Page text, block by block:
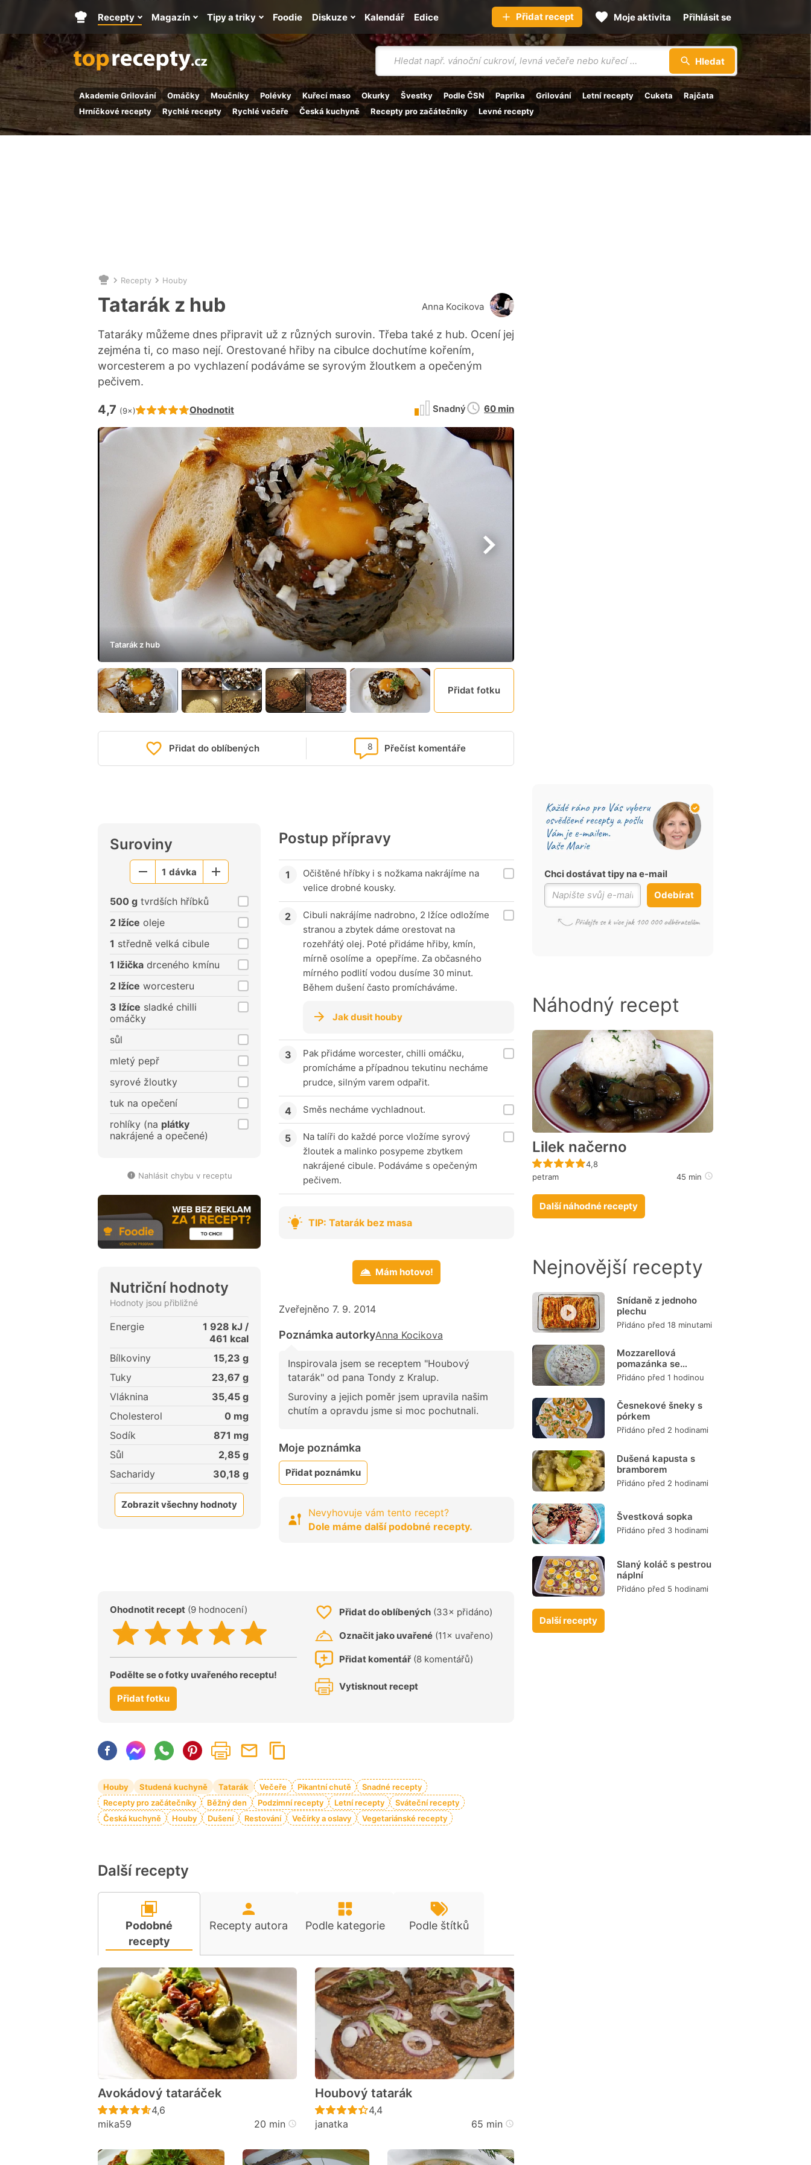
Vyhledávání
Hledat
Akademie Grilování Omáčky Moučníky Polévky Kuřecí maso Okurky Švestky Podle ČSN Paprika Grilování Letní recepty Cuketa
Rajčata
Hrníčkové recepty
Rychlé recepty Rychlé večeře Česká kuchyně Recepty pro začátečníky Levné recepty
Hlavní
stránka
Recepty Magazín Tipy a triky Kalendář
Foodie Diskuze Edice Přidat recept Moje aktivita Přihlásit se
Nacházíte
se
zde:
Recepty Houby
Tatarák z hub
Tataráky můžeme dnes připravit už z různých surovin. Třeba také z hub. Ocení jej
zejména ti, co maso nejí. Orestované hřiby na cibulce dochutíme kořením,
worcesterem a po vychlazení podáváme se syrovým žloutkem a opečeným
pečivem.
Hodnocení receptu je
4,7 (9×) Ohodnotit
Anna Kocikova
Snadný
Doba
60 min
Tatarák z hub
Přidat fotku
Přidat do oblíbených Přečíst komentáře
8
Suroviny
Menší
1 dávka
Větší
500 g tvrdších hříbků
2 lžíce oleje
1 středně velká cibule
1 lžička drceného kmínu
2 lžíce worcesteru
3 lžíce sladké chilli
omáčky
sůl
mletý pepř
syrové žloutky
tuk na opečení
rohlíky (na plátky
nakrájené a opečené)
Nahlásit chybu v receptu
Nutriční hodnoty
Hodnoty jsou přibližné
Energie 1 928 kJ /
461 kcal
Bílkoviny
15,23 g
Tuky
23,67 g
Vláknina
35,45 g
Cholesterol
0 mg
Sodík
871 mg
Sůl
2,85 g
Sacharidy
30,18 g
Zobrazit všechny hodnoty
Postup přípravy
Očištěné hříbky i s nožkama nakrájíme na
velice drobné kousky.
Cibuli nakrájíme nadrobno, 2 lžíce odložíme
stranou a zbytek dáme orestovat na
rozehřátý olej. Poté přidáme hřiby, kmín,
mírně osolíme a opepříme. Za občasného
mírného podlití vodou dusíme 30 minut.
Během dušení často promícháváme.
Jak dusit houby
Pak přidáme worcester, chilli omáčku,
promícháme a případnou tekutinu necháme
prudce, silným varem odpařit.
Směs necháme vychladnout.
Na talíři do každé porce vložíme syrový
žloutek a malinko posypeme zbytkem
nakrájené cibule. Podáváme s opečeným
pečivem.
TIP: Tatarák bez masa
Mám hotovo!
Zveřejněno 7. 9. 2014
Poznámka autorkyAnna Kocikova
Inspirovala jsem se receptem "Houbový
tatarák" od pana Tondy z Kralup.
Suroviny a jejich poměr jsem upravila našim
chutím a opravdu jsme si moc pochutnali.
Moje poznámka
Přidat poznámku
Nevyhovuje vám tento recept?
Dole máme další podobné recepty.
Ohodnotit recept (9 hodnocení)
Podělte se o fotky uvařeného receptu!
Přidat fotku
Přidat do oblíbených (33× přidáno)
Označit jako uvařené (11× uvařeno)
Přidat komentář (8 komentářů)
Vytisknout recept
Houby Studená kuchyně Tatarák Večeře Pikantní chutě
Snadné recepty
Recepty pro začátečníky
Běžný den Podzimní recepty Letní recepty
Sváteční recepty
Česká kuchyně
Houby Dušení Restování Večírky a oslavy Vegetariánské recepty
Další recepty
Podobné
recepty
Recepty autora Podle kategorie Podle štítků
Avokádový tataráček
Recept ještě nebyl hodnocen
4,6
mika59
20 min
Houbový tatarák
Recept ještě nebyl hodnocen
4,4
janatka
65 min
Chci dostávat tipy na e-mail
Odebírat
Náhodný recept
Lilek načerno
Recept ještě nebyl hodnocen
4,8
petram
45 min
Další náhodné recepty
Nejnovější recepty
Snídaně z jednoho
plechu
Přidáno před 18 minutami
Mozzarellová
pomazánka se
šunkou
Přidáno před 1 hodinou
Česnekové šneky s
pórkem
Přidáno před 2 hodinami
Dušená kapusta s
bramborem
Přidáno před 2 hodinami
Švestková sopka
Přidáno před 3 hodinami
Slaný koláč s pestrou
náplní
Přidáno před 5 hodinami
Další recepty